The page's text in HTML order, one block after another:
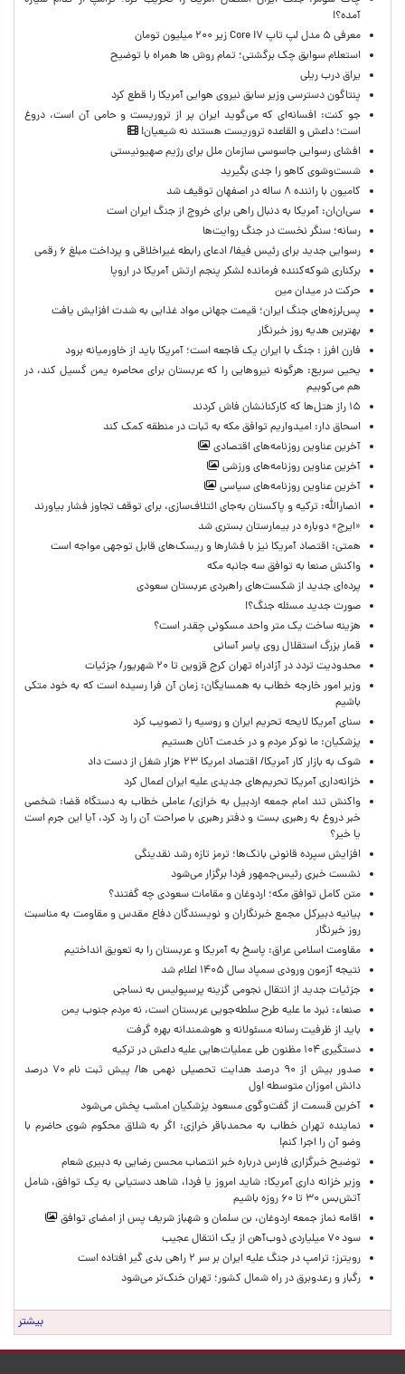
آمده؟!
معرفی ۵ مدل لپ تاپ Core i۷ زیر ۲۰۰ میلیون تومان
استعلام سوابق چک برگشتی؛ تمام روش ها همراه با توضیح
یراق درب ریلی
پنتاگون دسترسی وزیر سابق نیروی هوایی آمریکا را قطع کرد
جو کنت: افسانه‌ای که می‌گوید ایران پر از تروریست و حامی آن است، دروغ
است؛ داعش و القاعده تروریست هستند نه شیعیان!
افشای رسوایی جاسوسی سازمان ملل برای رژیم صهیونیستی
شست‌وشوی کاهو را جدی بگیرید
کامیون با راننده ۸ ساله در اصفهان توقیف شد
سی‌ان‌ان: آمریکا به دنبال راهی برای خروج از جنگ ایران است
رسانه؛ سنگر نخست در جنگ روایت‌ها
رسوایی جدید برای رئیس فیفا/ ادعای رابطه غیراخلاقی و پرداخت مبلغ ۶ رقمی
برکناری شوکه‌کننده فرمانده لشکر پنجم ارتش آمریکا در اروپا
حركت در ميدان مين
پس‌لرزه‌های جنگ ایران؛ قیمت جهانی مواد غذایی به شدت افزایش یافت
بهترین هدیه روز خبرنگار
فارن افرز : جنگ با ایران یک فاجعه است؛ آمریکا باید از خاورمیانه برود
یحیی سریع: هرگونه نیروهایی را که عربستان برای محاصره یمن گسیل کند، در
هم می‌کوبیم
۱۵ راز هتل‌ها که کارکنانشان فاش کردند
اسحاق دار: امیدواریم توافق مکه به ثبات در منطقه کمک کند
آخرین عناوین روزنامه‌های اقتصادی
آخرین عناوین روزنامه‌های ورزشی
آخرین عناوین روزنامه‌های سیاسی
انصارالله: ترکیه و پاکستان به‌جای ائتلاف‌سازی، برای توقف تجاوز فشار بیاورند
«ایرج» دوباره در بیمارستان بستری شد
همتی: اقتصاد آمریکا نیز با فشارها و ریسک‌های قابل توجهی مواجه است
واکنش صنعا به توافق سه جانبه مکه
پرده‌ای جدید از شکست‌های راهبردی عربستان سعودی
صورت جدید مسئله جنگ؟!
هزینه ساخت یک متر واحد مسکونی چقدر است؟
قمار بزرگ استقلال روی یاسر آسانی
محدودیت تردد در آزادراه تهران کرج قزوین تا ۲۰ شهریور/ جزئیات
وزیر امور خارجه خطاب به همسایگان: زمان آن فرا رسیده است که به خود متکی
باشیم
سنای آمریکا لایحه تحریم ایران و روسیه را تصویب کرد
پزشکیان: ما نوکر مردم و در خدمت آنان هستیم
شوک به بازار کار آمریکا/ اقتصاد امریکا ۲۳ هزار شغل از دست داد
خزانه‌داری آمریکا تحریم‌های جدیدی علیه ایران اعمال کرد
واکنش تند امام جمعه اردبیل به خرازی/ عاملی خطاب به دستگاه قضا: شخصی
خبر دروغ به رهبری بست و دفتر رهبری با صراحت آن را رد کرد، آیا این جرم است
یا خیر؟
افزایش سپرده قانونی بانک‌ها؛ ترمز تازه رشد نقدینگی
نشست خبری رئیس‌جمهور فردا برگزار می‌شود
متن کامل توافق مکه؛ اردوغان و مقامات سعودی چه گفتند؟
بیانیه دبیرکل مجمع خبرنگاران و نویسندگان دفاع مقدس و مقاومت به مناسبت
روز خبرنگار
مقاومت اسلامی عراق: پاسخ به آمریکا و عربستان را به تعویق انداختیم
نتیجه آزمون ورودی سمپاد سال ۱۴۰۵ اعلام شد
جزئیات جدید از انتقال نجومی گزینه پرسپولیس به نساجی
صنعاء: نبرد ما علیه طرح سلطه‌جویی عربستان است، نه مردم جنوب یمن
باید از ظرفیت رسانه مسئولانه و هوشمندانه بهره گرفت
دستگیری ۱۰۴ مظنون طی عملیات‌هایی علیه داعش در ترکیه
صدور بیش از ۹۰ درصد هدایت تحصیلی نهمی ها/ پیش ثبت نام ۷۰ درصد
دانش اموزان متوسطه اول
آخرین قسمت از گفت‌وگوی مسعود پزشکیان امشب پخش می‌شود
نماینده تهران خطاب به محمدباقر خرازی: اگر به شلاق محکوم شوی حاضرم با
وضو آن را اجرا کنم!
توضیح خبرگزاری فارس درباره خبر انتصاب محسن رضایی به دبیری شعام
وزیر خزانه داری آمریکا: شاید امروز یا فردا، شاهد دستیابی به یک توافق، شامل
آتش‌بس ۳۰ تا ۶۰ روزه باشیم
اقامه نماز جمعه اردوغان، بن ‌سلمان و شهباز شریف پس از امضای توافق
سود ۷۰ میلیاردی ذوب‌آهن از یک انتقال عجیب
رویترز: ترامپ در جنگ علیه ایران بر سر ۲ راهی بدی گیر افتاده است
رگبار و رعدوبرق در راه شمال کشور؛ تهران خنک‌تر می‌شود
بیشتر